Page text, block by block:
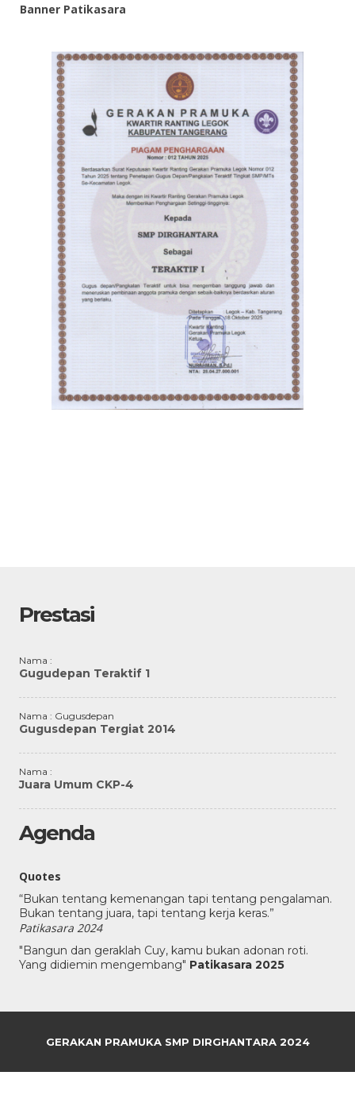
Banner Patikasara
Prestasi
Nama :
Gugudepan Teraktif 1
Nama : Gugusdepan
Gugusdepan Tergiat 2014
Nama :
Juara Umum CKP-4
Agenda
Quotes
“Bukan tentang kemenangan tapi tentang pengalaman.
Bukan tentang juara, tapi tentang kerja keras.”
Patikasara 2024
"Bangun dan geraklah Cuy, kamu bukan adonan roti.
Yang didiemin mengembang" Patikasara 2025
GERAKAN PRAMUKA SMP DIRGHANTARA 2024